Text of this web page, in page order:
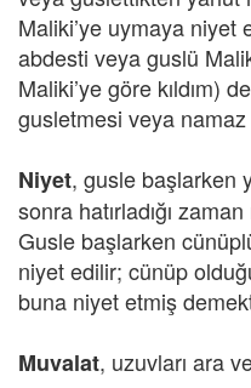
Maliki’ye uymaya niyet
abdesti veya guslü
Maliki’ye göre kıldım)
gusletmesi veya namaz
Niyet, gusle başlarken
sonra hatırladığı
Gusle başlarken
niyet edilir; cünüp
buna niyet etmiş
Muvalat, uzuvları ara